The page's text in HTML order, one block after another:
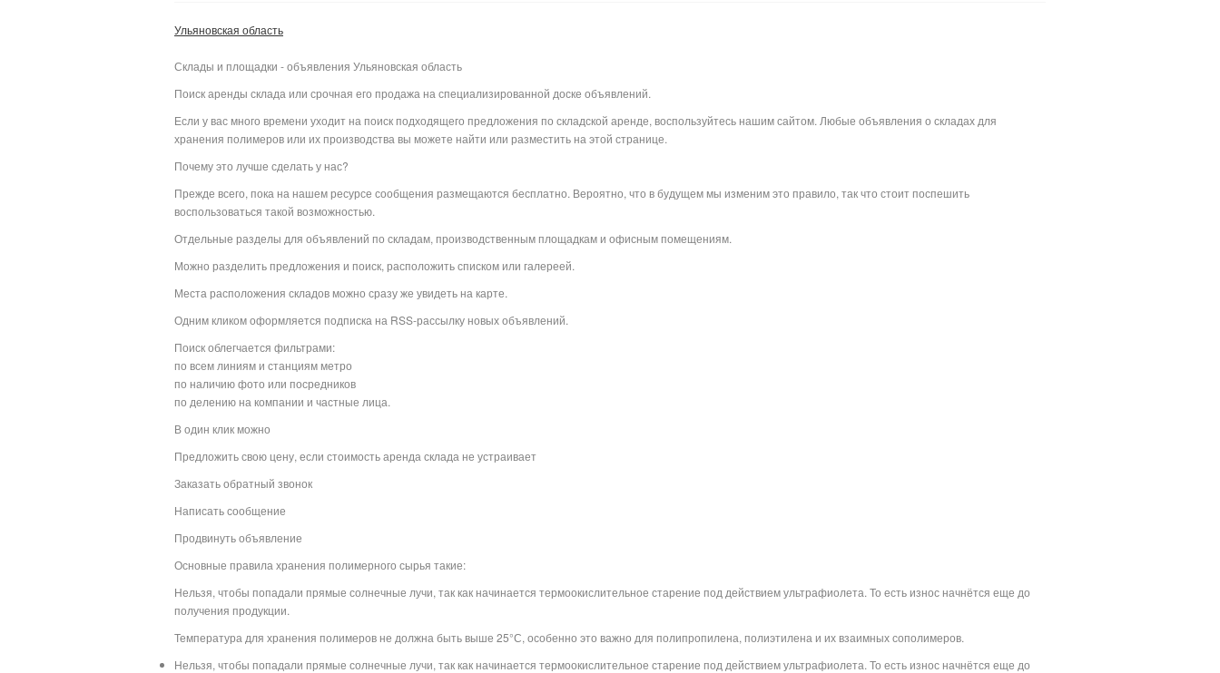
Ульяновская область
Склады и площадки - объявления Ульяновская область
Поиск аренды склада или срочная его продажа на специализированной доске объявлений.
Если у вас много времени уходит на поиск подходящего предложения по складской аренде, воспользуйтесь нашим сайтом. Любые объявления о складах для
хранения полимеров или их производства вы можете найти или разместить на этой странице.
Почему это лучше сделать у нас?
Прежде всего, пока на нашем ресурсе сообщения размещаются бесплатно. Вероятно, что в будущем мы изменим это правило, так что стоит поспешить
воспользоваться такой возможностью.
Отдельные разделы для объявлений по складам, производственным площадкам и офисным помещениям.
Можно разделить предложения и поиск, расположить списком или галереей.
Места расположения складов можно сразу же увидеть на карте.
Одним кликом оформляется подписка на RSS-рассылку новых объявлений.
Поиск облегчается фильтрами:
по всем линиям и станциям метро
по наличию фото или посредников
по делению на компании и частные лица.
В один клик можно
Предложить свою цену, если стоимость аренда склада не устраивает
Заказать обратный звонок
Написать сообщение
Продвинуть объявление
Основные правила хранения полимерного сырья такие:
Нельзя, чтобы попадали прямые солнечные лучи, так как начинается термоокислительное старение под действием ультрафиолета. То есть износ начнётся еще до
получения продукции.
Температура для хранения полимеров не должна быть выше 25°С, особенно это важно для полипропилена, полиэтилена и их взаимных сополимеров.
Нельзя, чтобы попадали прямые солнечные лучи, так как начинается термоокислительное старение под действием ультрафиолета. То есть износ начнётся еще до